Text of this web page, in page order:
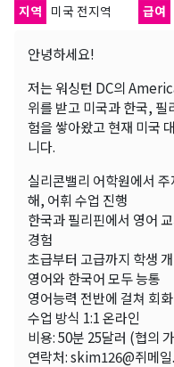
지역 미국 전지역 급여
안녕하세요!
저는 워싱턴 DC의
위를 받고 미국과 한국, 필
험을 쌓아왔고 현재 미국
니다.
실리콘밸리 어학원에서
해, 어휘 수업 진행
한국과 필리핀에서 영어
경험
초급부터 고급까지 학생
영어와 한국어 모두 능통
영어능력 전반에 걸쳐 회
수업 방식 1:1 온라인
비용: 50분 25달러 (협의
연락처: skim126@쥐메